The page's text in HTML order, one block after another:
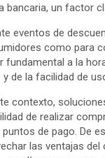
bancaria, un factor
eventos de
como para
fundamental a la
y de la facilidad de
contexto,
de realizar
de pago. De
las ventajas